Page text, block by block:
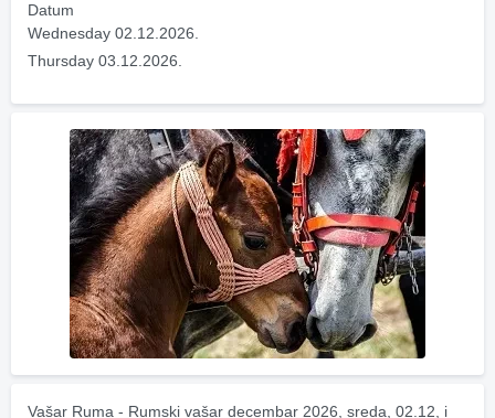
Datum
Wednesday 02.12.2026.
Thursday 03.12.2026.
Vašar Ruma - Rumski vašar decembar 2026, sreda, 02.12, i